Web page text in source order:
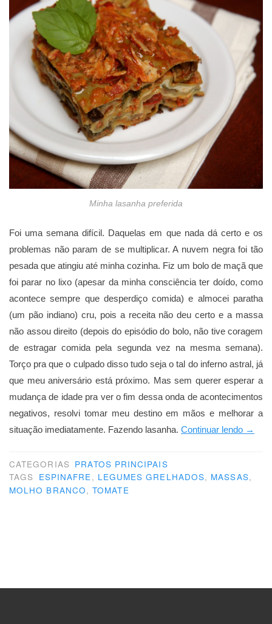
Minha lasanha preferida
Foi uma semana difícil. Daquelas em que nada dá certo e os
problemas não param de se multiplicar. A nuvem negra foi tão
pesada que atingiu até minha cozinha. Fiz um bolo de maçã que
foi parar no lixo (apesar da minha consciência ter doído, como
acontece sempre que desperdiço comida) e almocei paratha
(um pão indiano) cru, pois a receita não deu certo e a massa
não assou direito (depois do episódio do bolo, não tive coragem
de estragar comida pela segunda vez na mesma semana).
Torço pra que o culpado disso tudo seja o tal do inferno astral, já
que meu aniversário está próximo. Mas sem querer esperar a
mudança de idade pra ver o fim dessa onda de acontecimentos
negativos, resolvi tomar meu destino em mãos e melhorar a
situação imediatamente. Fazendo lasanha. Continuar lendo “Você
→
CATEGORIAS PRATOS PRINCIPAIS
TAGS ESPINAFRE , LEGUMES GRELHADOS, MASSAS,
MOLHO BRANCO,TOMATE